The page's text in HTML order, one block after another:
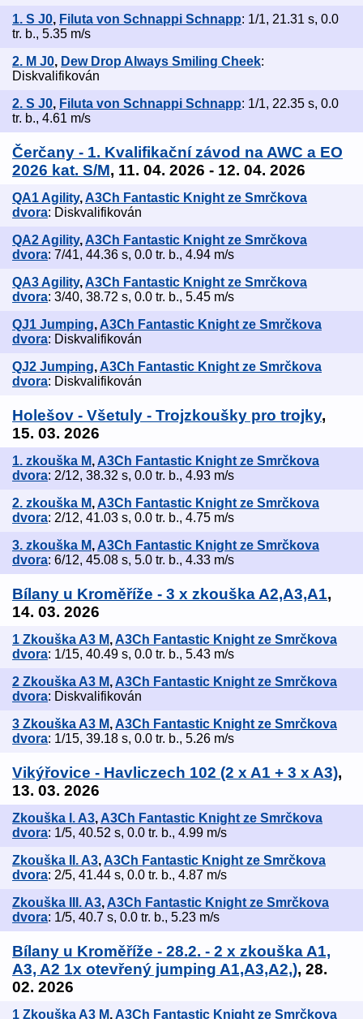
1. S J0, Filuta von Schnappi Schnapp: 1/1, 21.31 s, 0.0
tr. b., 5.35 m/s
2. M J0, Dew Drop Always Smiling Cheek:
Diskvalifikován
2. S J0, Filuta von Schnappi Schnapp: 1/1, 22.35 s, 0.0
tr. b., 4.61 m/s
Čerčany - 1. Kvalifikační závod na AWC a EO
2026 kat. S/M, 11. 04. 2026 - 12. 04. 2026
QA1 Agility,A3Ch Fantastic Knight ze Smrčkova
dvora: Diskvalifikován
QA2 Agility, A3Ch Fantastic Knight ze Smrčkova
dvora: 7/41, 44.36 s, 0.0 tr. b., 4.94 m/s
QA3 Agility,A3Ch Fantastic Knight ze Smrčkova
dvora: 3/40, 38.72 s, 0.0 tr. b., 5.45 m/s
QJ1 Jumping, A3Ch Fantastic Knight ze Smrčkova
dvora: Diskvalifikován
QJ2 Jumping,A3Ch Fantastic Knight ze Smrčkova
dvora: Diskvalifikován
Holešov - Všetuly - Trojzkoušky pro trojky,
15. 03. 2026
1. zkouška M, A3Ch Fantastic Knight ze Smrčkova
dvora: 2/12, 38.32 s, 0.0 tr. b., 4.93 m/s
2. zkouška M,A3Ch Fantastic Knight ze Smrčkova
dvora: 2/12, 41.03 s, 0.0 tr. b., 4.75 m/s
3. zkouška M, A3Ch Fantastic Knight ze Smrčkova
dvora: 6/12, 45.08 s, 5.0 tr. b., 4.33 m/s
Bílany u Kroměříže - 3 x zkouška A2,A3,A1,
14. 03. 2026
1 Zkouška A3 M,A3Ch Fantastic Knight ze Smrčkova
dvora: 1/15, 40.49 s, 0.0 tr. b., 5.43 m/s
2 Zkouška A3 M, A3Ch Fantastic Knight ze Smrčkova
dvora: Diskvalifikován
3 Zkouška A3 M,A3Ch Fantastic Knight ze Smrčkova
dvora: 1/15, 39.18 s, 0.0 tr. b., 5.26 m/s
Vikýřovice - Havliczech 102 (2 x A1 + 3 x A3),
13. 03. 2026
Zkouška I. A3, A3Ch Fantastic Knight ze Smrčkova
dvora: 1/5, 40.52 s, 0.0 tr. b., 4.99 m/s
Zkouška II. A3,A3Ch Fantastic Knight ze Smrčkova
dvora: 2/5, 41.44 s, 0.0 tr. b., 4.87 m/s
Zkouška III. A3, A3Ch Fantastic Knight ze Smrčkova
dvora: 1/5, 40.7 s, 0.0 tr. b., 5.23 m/s
Bílany u Kroměříže - 28.2. - 2 x zkouška A1,
A3, A2 1x otevřený jumping A1,A3,A2,), 28.
02. 2026
1 Zkouška A3 M,A3Ch Fantastic Knight ze Smrčkova